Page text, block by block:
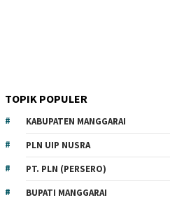
TOPIK POPULER
KABUPATEN MANGGARAI
PLN UIP NUSRA
PT. PLN (PERSERO)
BUPATI MANGGARAI